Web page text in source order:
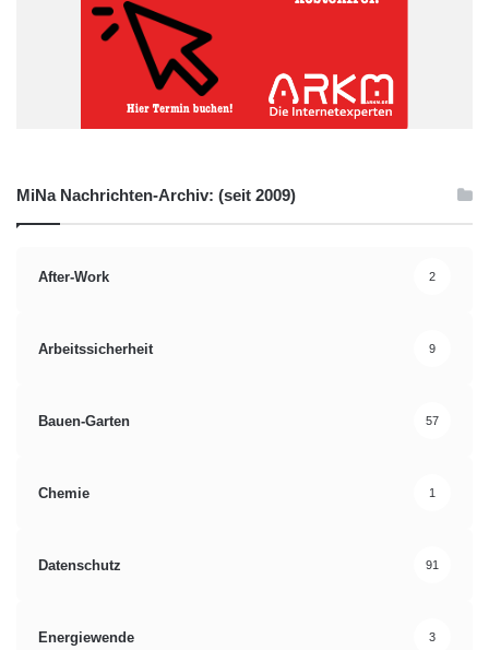
MiNa Nachrichten-Archiv: (seit 2009)
After-Work 2
Arbeitssicherheit 9
Bauen-Garten 57
Chemie 1
Datenschutz 91
Energiewende 3